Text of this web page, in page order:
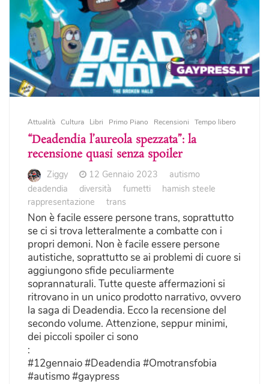
Attualità Cultura Libri Primo Piano Recensioni Tempo libero
“Deadendia l’aureola spezzata”: la
recensione quasi senza spoiler
Ziggy 12 Gennaio 2023
autismo
deadendia
diversità fumetti
hamish steele
rappresentazione
trans
Non è facile essere persone trans, soprattutto
se ci si trova letteralmente a combatte con i
propri demoni. Non è facile essere persone
autistiche, soprattutto se ai problemi di cuore si
aggiungono sfide peculiarmente
soprannaturali. Tutte queste affermazioni si
ritrovano in un unico prodotto narrativo, ovvero
la saga di Deadendia. Ecco la recensione del
secondo volume. Attenzione, seppur minimi,
dei piccoli spoiler ci sono
:
#12gennaio #Deadendia #Omotransfobia
#autismo #gaypress